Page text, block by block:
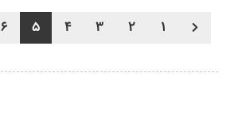
1
2
3
4
5
6